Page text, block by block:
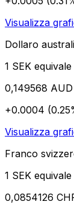
Visualizza
Dollaro
1 SEK equivale
0,149568 AUD
+0.0004
Visualizza
Franco
1 SEK equivale
0,0854126